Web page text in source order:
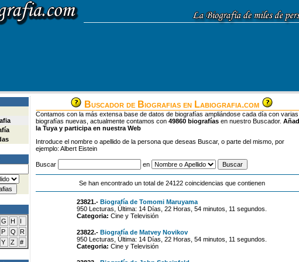
G H
I
P Q
R
Y Z #
Buscador de Biografias en Labiografia.com
Contamos con la más extensa base de datos de biografías ampliándose cada día con varias
biografías nuevas, actualmente contamos con 49860 biografías en nuestro Buscador.
la Tuya y participa en nuestra Web
Introduce el nombre o apellido de la persona que deseas Buscar, o parte del mismo, por
ejemplo: Albert Eistein
Buscar en
Se han encontrado un total de 24122 coincidencias que contienen
23821.- Biografía de Tomomi Maruyama
950 Lecturas, Última: 14 Días, 22 Horas, 54 minutos, 11 segundos.
Categoria: Cine y Televisión
23822.- Biografía de Matvey Novikov
950 Lecturas, Última: 14 Días, 22 Horas, 54 minutos, 11 segundos.
Categoria: Cine y Televisión